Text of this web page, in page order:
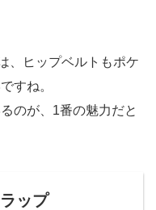
、ヒップベルトもポケ
すね。
のが、1番の魅力だと
ップ